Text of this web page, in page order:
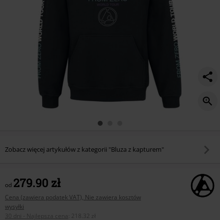
Zobacz więcej artykułów z kategorii "Bluza z kapturem"
od 279.90 zł
Cena (zawiera podatek VAT), Nie zawiera kosztów
wysyłki
30 dni - Najlepsza cena
218.32 zł